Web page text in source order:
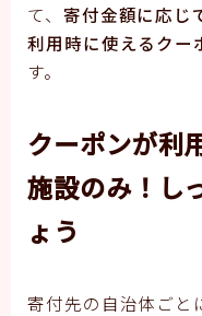
て、 寄付金額に応じ
利用時に使えるクー
す。
クーポンが利
施設のみ！し
ょう
寄付先の自治体ごと